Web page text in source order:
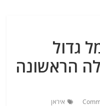
גדול
הראשונה
איראן